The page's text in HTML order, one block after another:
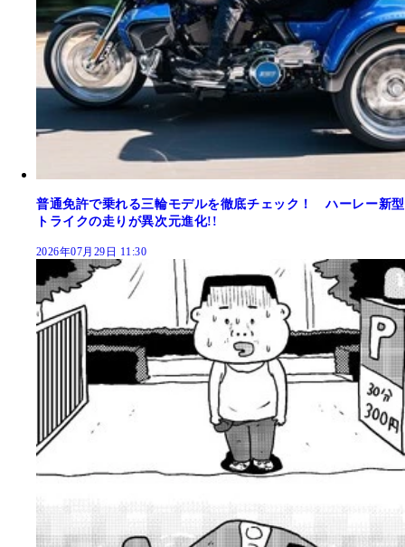
普通免許で乗れる三輪モデルを徹底チェック！ ハーレー新型
トライクの走りが異次元進化!!
2026年07月29日 11:30